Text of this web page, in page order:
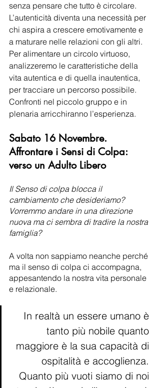
senza pensare che tutto è circolare.
L’autenticità diventa una necessità per
chi aspira a crescere emotivamente e
a maturare nelle relazioni con gli altri.
Per alimentare un circolo virtuoso,
analizzeremo le caratteristiche della
vita autentica e di quella inautentica,
per tracciare un percorso possibile.
Confronti nel piccolo gruppo e in
plenaria arricchiranno l’esperienza.
Sabato 16 Novembre.
Affrontare i Sensi di Colpa:
verso un Adulto Libero
Il Senso di colpa blocca il
cambiamento che desideriamo?
Vorremmo andare in una direzione
nuova ma ci sembra di tradire la nostra
famiglia?
A volta non sappiamo neanche perché
ma il senso di colpa ci accompagna,
appesantendo la nostra vita personale
e relazionale.
In realtà un essere umano è
tanto più nobile quanto
maggiore è la sua capacità di
ospitalità e accoglienza.
Quanto più vuoti siamo di noi